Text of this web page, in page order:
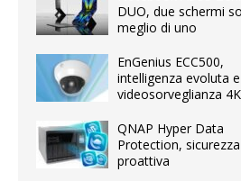
DUO, due schermi
meglio di uno
EnGenius ECC500,
intelligenza evoluta e
videosorveglianza 4K
QNAP Hyper Data
Protection, sicurezza
proattiva